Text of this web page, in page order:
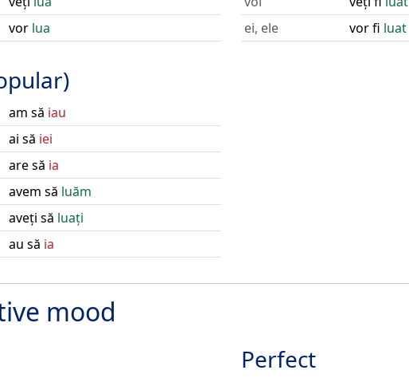
vor lua
am să iau
ai să iei
are să ia
avem să luăm
aveți să luați
au să ia
ei, ele
vor fi luat
mood
Perfect